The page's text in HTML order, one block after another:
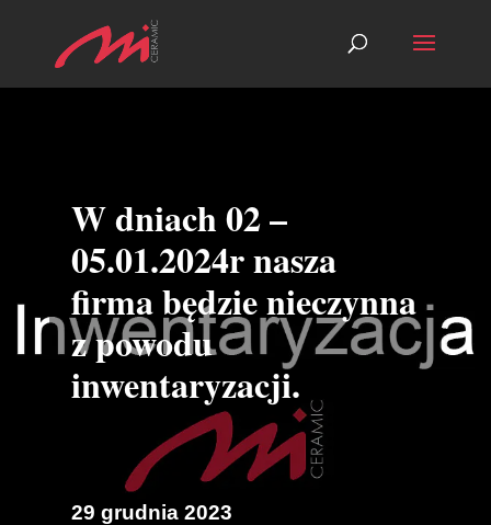
W dniach 02 –
05.01.2024r nasza
firma będzie nieczynna
z powodu
inwentaryzacji.
29 grudnia 2023